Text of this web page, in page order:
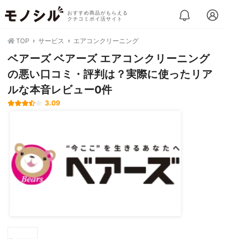
おすすめ商品がもらえる
クチコミポイ活サイト
TOP サービス エアコンクリーニング
ベアーズ ベアーズ エアコンクリーニング
の悪い口コミ・評判は？実際に使ったリア
ルな本音レビュー0件
3.09